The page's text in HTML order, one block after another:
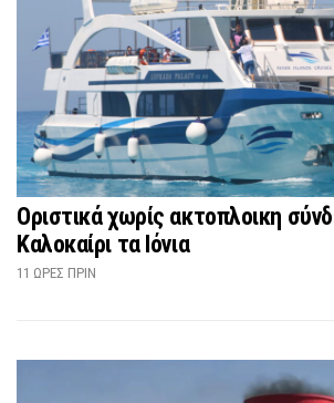
Οριστικά χωρίς ακτοπλοικη
Καλοκαίρι τα Ιόνια
11 ΏΡΕΣ ΠΡΙΝ